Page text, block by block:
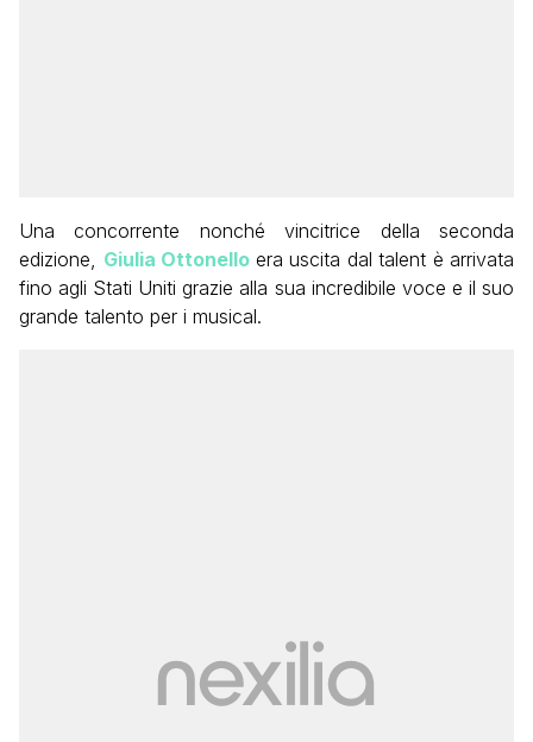
Una concorrente nonché vincitrice della seconda
edizione, Giulia Ottonello era uscita dal talent è arrivata
fino agli Stati Uniti grazie alla sua incredibile voce e il suo
grande talento per i musical.